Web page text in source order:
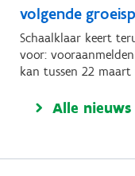
volgende
Schaalklaar keert
voor:
kan tussen 22
Alle nieuws